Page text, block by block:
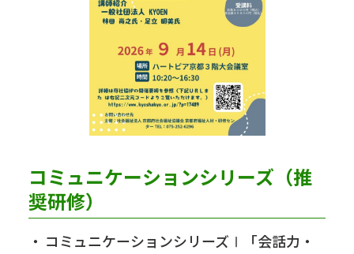
コミュニケーションシリーズ（推
奨研修）
コミュニケーションシリーズⅠ「会話力・